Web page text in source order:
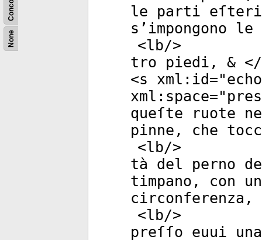
None
le parti
s’impongono
<lb/>
tro piedi, & </
<s xml:id="
xml:space="
queſte ruote
pinne, che
<lb/>
tà del perno
timpano, con
<lb/>
preſſo euui